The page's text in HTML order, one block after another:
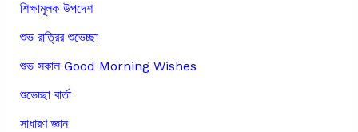
শিক্ষামূলক উপদেশ
শুভ রাত্রির শুভেচ্ছা
শুভ সকাল Good Morning Wishes
শুভেচ্ছা বার্তা
সাধারণ জ্ঞান